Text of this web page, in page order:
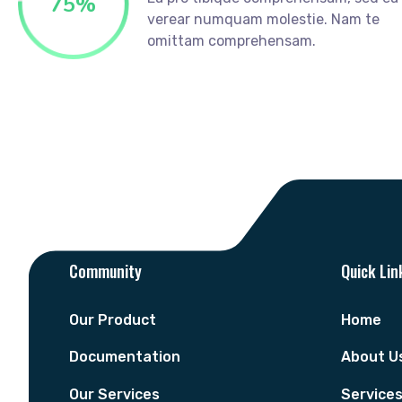
verear numquam molestie. Nam te
omittam comprehensam.
Community
Our Product
Documentation
Our Services
Quick
Home
About
Services